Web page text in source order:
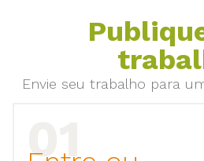
Envie seu trabalho para